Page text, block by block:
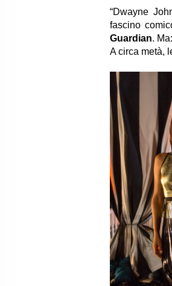
“Dwayne
fascino
Guardian.
A circa metà,